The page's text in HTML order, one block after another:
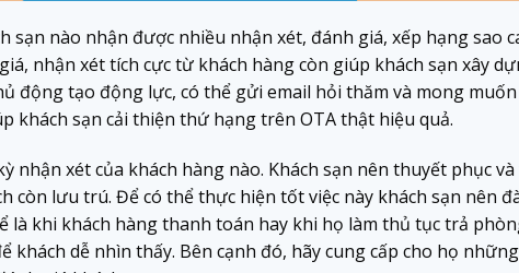
sạn nào nhận được nhiều nhận xét, đánh giá, xếp hạng sao
nhận xét tích cực từ khách hàng còn giúp khách sạn xây
động tạo động lực, có thể gửi email hỏi thăm và mong
khách sạn cải thiện thứ hạng trên OTA thật hiệu quả.
nhận xét của khách hàng nào. Khách sạn nên thuyết phục
còn lưu trú. Để có thể thực hiện tốt việc này khách sạn nên
là khi khách hàng thanh toán hay khi họ làm thủ tục trả
khách dễ nhìn thấy. Bên cạnh đó, hãy cung cấp cho họ